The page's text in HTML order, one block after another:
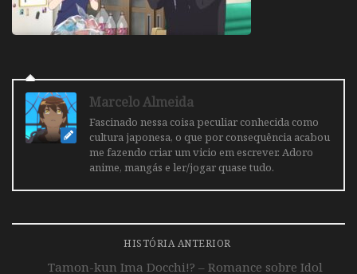
Marcelo Almeida
Fascinado nessa coisa peculiar conhecida como
cultura japonesa, o que por consequência acabou
me fazendo criar um vicio em escrever. Adoro
anime, mangás e ler/jogar quase tudo.
HISTÓRIA ANTERIOR
Tamon-kun Ima Docchi!? – Romance sobre Idol